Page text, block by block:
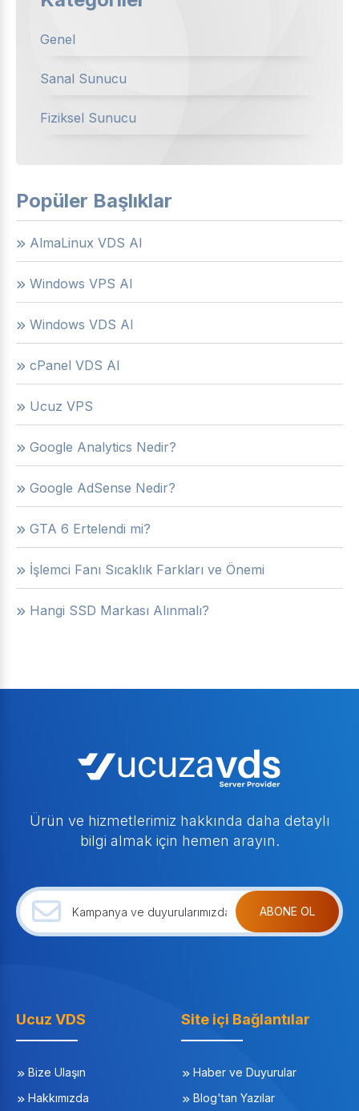
Genel
Sanal Sunucu
Fiziksel Sunucu
Popüler Başlıklar
AlmaLinux VDS Al
Windows VPS Al
Windows VDS Al
cPanel VDS Al
Ucuz VPS
Google Analytics Nedir?
Google AdSense Nedir?
GTA 6 Ertelendi mi?
İşlemci Fanı Sıcaklık Farkları ve Önemi
Hangi SSD Markası Alınmalı?
Ürün ve hizmetlerimiz hakkında daha detaylı
bilgi almak için hemen arayın.
ABONE OL
Ucuz VDS
Bize Ulaşın
Hakkımızda
Site içi Bağlantılar
Haber ve Duyurular
Blog'tan Yazılar